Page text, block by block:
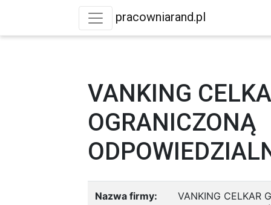
pracowniarand.pl
VANKING
OGRANICZONĄ
Nazwa firmy:
VANKING CELKAR